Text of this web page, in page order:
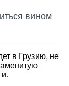
вином
в Грузию, не